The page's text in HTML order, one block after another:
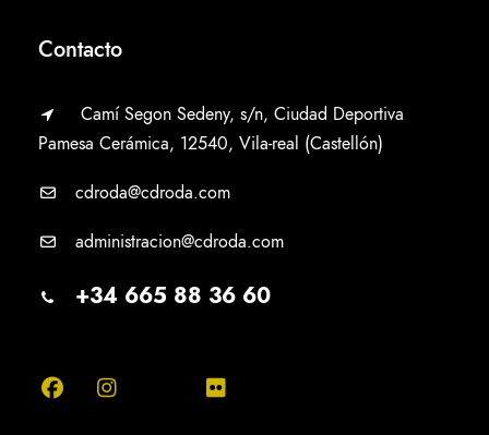
Contacto
Camí Segon Sedeny, s/n, Ciudad Deportiva
Pamesa Cerámica, 12540, Vila-real (Castellón)
cdroda@cdroda.com
administracion@cdroda.com
+34 665 88 36 60